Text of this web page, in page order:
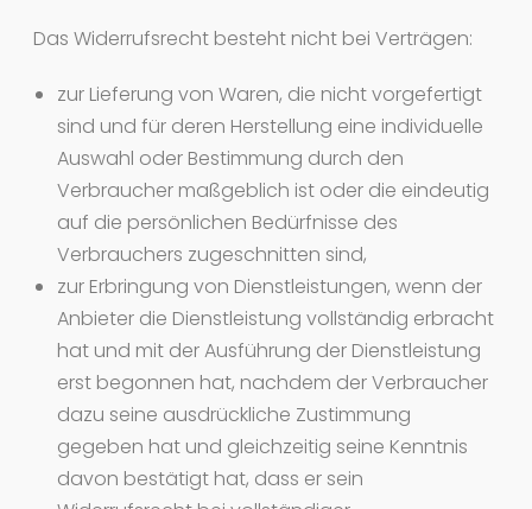
Das Widerrufsrecht besteht nicht bei Verträgen:
zur Lieferung von Waren, die nicht vorgefertigt
sind und für deren Herstellung eine individuelle
Auswahl oder Bestimmung durch den
Verbraucher maßgeblich ist oder die eindeutig
auf die persönlichen Bedürfnisse des
Verbrauchers zugeschnitten sind,
zur Erbringung von Dienstleistungen, wenn der
Anbieter die Dienstleistung vollständig erbracht
hat und mit der Ausführung der Dienstleistung
erst begonnen hat, nachdem der Verbraucher
dazu seine ausdrückliche Zustimmung
gegeben hat und gleichzeitig seine Kenntnis
davon bestätigt hat, dass er sein